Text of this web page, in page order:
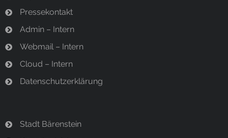
Pressekontakt
Admin – Intern
Webmail – Intern
Cloud – Intern
Datenschutzerklärung
Stadt Bärenstein